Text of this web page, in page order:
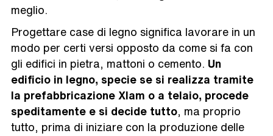
meglio.
Progettare case di legno significa lavorare in un
modo per certi versi opposto da come si fa con
gli edifici in pietra, mattoni o cemento. Un
edificio in legno, specie se si realizza tramite
la prefabbricazione Xlam o a telaio, procede
speditamente e si decide tutto , ma proprio
tutto, prima di iniziare con la produzione delle